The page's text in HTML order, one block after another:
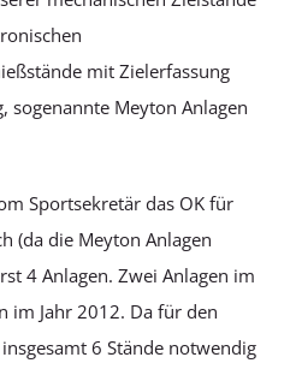
mit Zielerfassung
sogenannte Meyton Anlagen
Sportsekretär das OK für
(da die Meyton Anlagen
4 Anlagen. Zwei Anlagen im
im Jahr 2012. Da für den
6 Stände notwendig